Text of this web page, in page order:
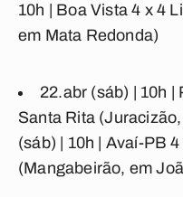
10h | Boa Vista 4 x 4
em Mata Redonda)
22.abr (sáb) | 10h |
Santa Rita
(sáb) | 10h | Avaí-PB
(Mangabeirão, em